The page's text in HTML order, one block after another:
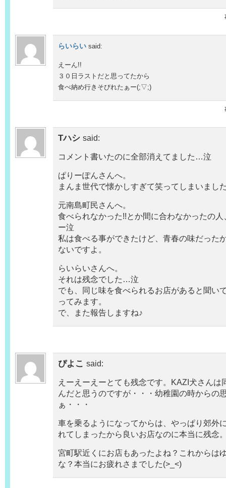
らいらい said:
えーん!!
３０日ラストだと思ってたから
食べ納め行きそびれたぁー(;▽;)
Tハシ said:
コメント書いたのに全部消えてました…泣
ぱりーぽんさんへ。
まんま世代で懐かしすぎて笑ってしまいまし
元南島町民さんへ。
食べられなかった!!とか間に合わなかったの
ー泣
私は食べる事ができたけど、青春の味だった
ないですよ。
らいらいさんへ。
それは残念でした…泣
でも、同じ味を食べられるお店があると聞い
ってみます。
で、また報告しますね♪
ぴよこ said:
えーえーえーとても残念です。KAZI犬さんは
んだと思うのですが・・・幼稚園の時からの
ぁ・・・
車を乗るようになってからは、やっぱり郊外
れてしまったから良いお店なのに本当に残念
宮町駅近くにお店もあったよね？これからは
な？本当にお疲れさまでした(>_<)